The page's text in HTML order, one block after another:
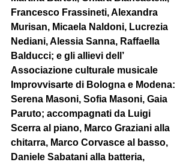
Francesco Frassineti, Alexandra
Murisan, Micaela Naldoni, Lucrezia
Nediani, Alessia Sanna, Raffaella
Balducci; e gli allievi dell’
Associazione culturale musicale
Improvvisarte di Bologna e Modena:
Serena Masoni, Sofia Masoni, Gaia
Paruto; accompagnati da Luigi
Scerra al piano, Marco Graziani alla
chitarra, Marco Corvasce al basso,
Daniele Sabatani alla batteria,